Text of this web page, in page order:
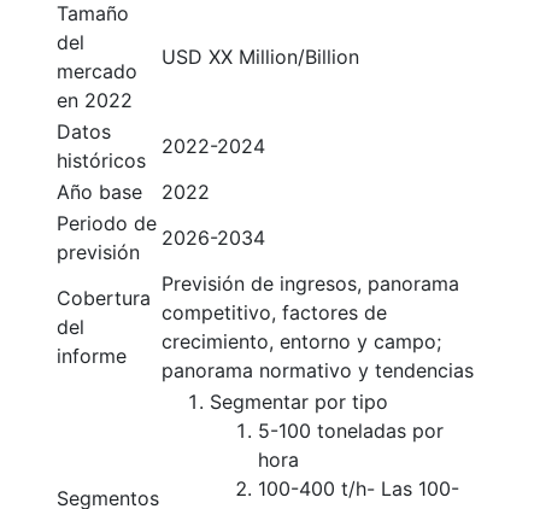
Tamaño
del
mercado
en 2022
USD XX Million/Billion
Datos
históricos
2022-2024
Año base
2022
Periodo de
previsión
2026-2034
Cobertura
del
informe
Previsión de ingresos, panorama
competitivo, factores de
crecimiento, entorno y campo;
panorama normativo y tendencias
Segmentos
Segmentar por tipo
5-100 toneladas por
hora
100-400 t/h- Las 100-